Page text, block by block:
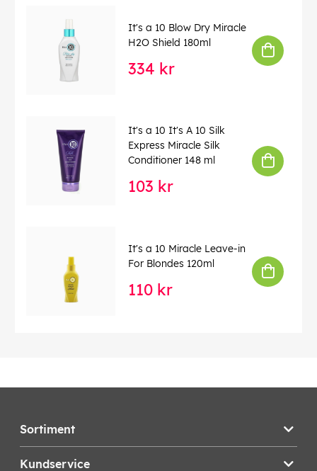
It's a 10 Blow Dry Miracle
H2O Shield 180ml
334 kr
It's a 10 It's A 10 Silk
Express Miracle Silk
Conditioner 148 ml
103 kr
It's a 10 Miracle Leave-in
For Blondes 120ml
110 kr
Sortiment
Kundservice